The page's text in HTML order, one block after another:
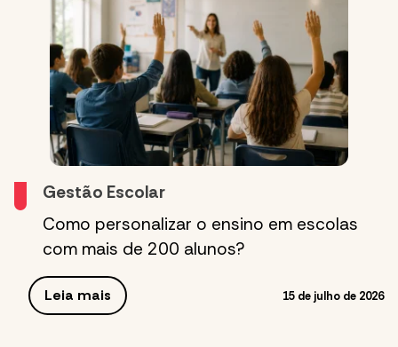
Gestão Escolar
Como personalizar o ensino em escolas
com mais de 200 alunos?
Leia mais 15 de julho de 2026